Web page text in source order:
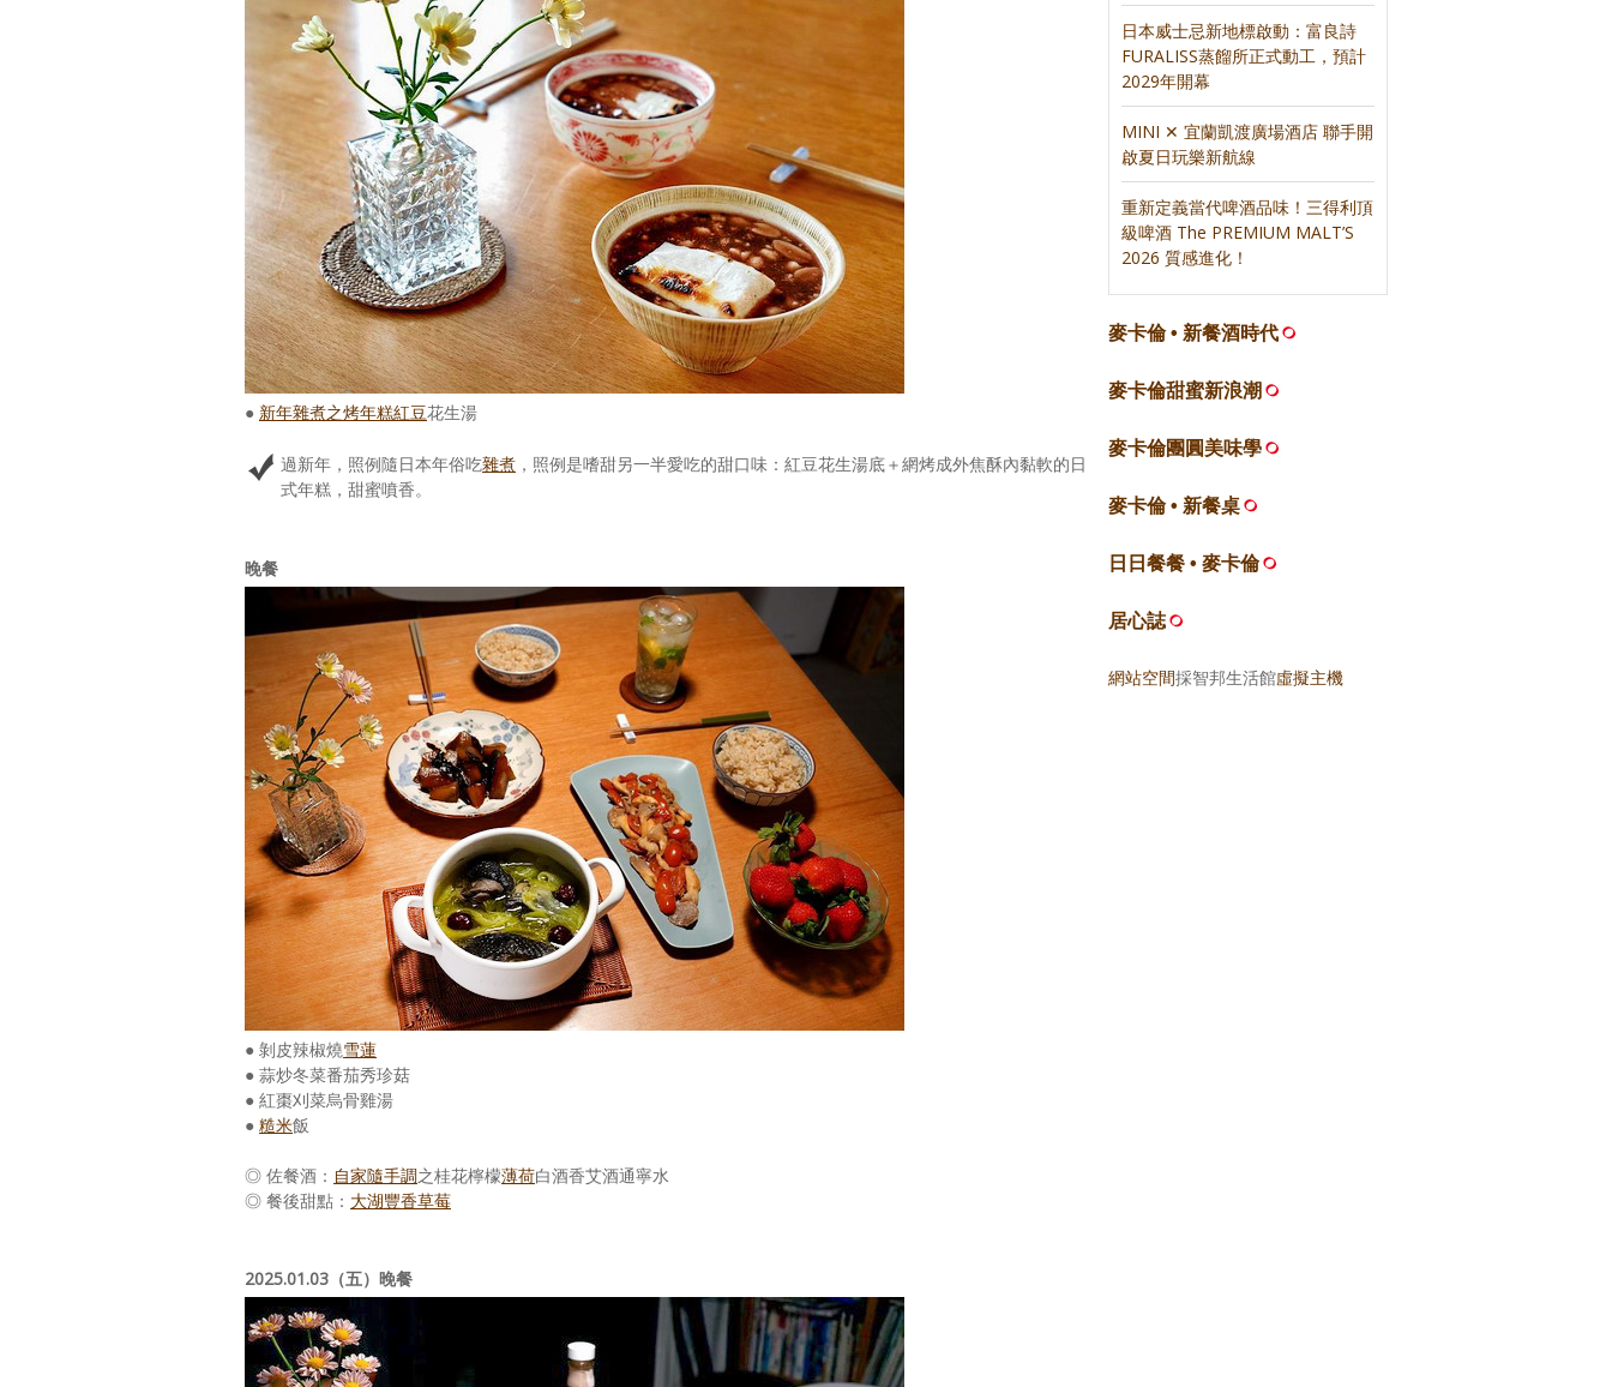
● 新年雜煮之烤年糕紅豆花生湯
過新年，照例隨日本年俗吃雜煮 ，照例是嗜甜另一半愛吃的甜口味：紅豆花生湯底＋網烤成外焦酥內黏軟的日
式年糕，甜蜜噴香。
晚餐
● 剝皮辣椒燒雪蓮
● 蒜炒冬菜番茄秀珍菇
● 紅棗刈菜烏骨雞湯
● 糙米飯
◎ 佐餐酒： 自家隨手調之桂花檸檬薄荷白酒香艾酒通寧水
◎ 餐後甜點： 大湖豐香草莓
2025.01.03（五）晚餐
日本威士忌新地標啟動：富良詩
FURALISS蒸餾所正式動工，預計
2029年開幕
MINI ✕ 宜蘭凱渡廣場酒店 聯手開
啟夏日玩樂新航線
重新定義當代啤酒品味！三得利頂
級啤酒 The PREMIUM MALT’S
2026 質感進化！
麥卡倫 • 新餐酒時代
麥卡倫甜蜜新浪潮
麥卡倫團圓美味學
麥卡倫 • 新餐桌
日日餐餐 • 麥卡倫
居心誌
網站空間採智邦生活館虛擬主機